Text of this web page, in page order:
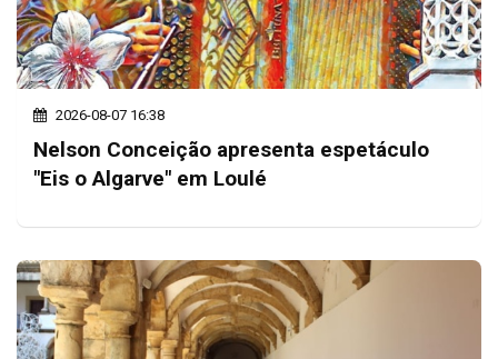
2026-08-07 16:38
Nelson Conceição apresenta espetáculo
"Eis o Algarve" em Loulé